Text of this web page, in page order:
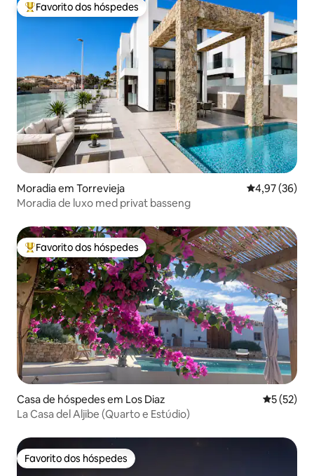
Favoritos dos hóspedes mais apreciados
Favorito dos hóspedes
Moradia em Torrevieja Classificação
4,97 (36)
Moradia de luxo med privat basseng
Favoritos dos hóspedes mais apreciados
Favorito dos hóspedes
Casa de hóspedes em Los Diaz
5 (52)
La Casa del Aljibe (Quarto e Estúdio)
Favorito dos hóspedes
Favorito dos hóspedes